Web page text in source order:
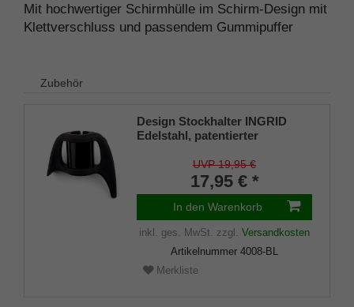
Mit hochwertiger Schirmhülle im Schirm-Design mit
Klettverschluss und passendem Gummipuffer
Zubehör
Design Stockhalter INGRID
Edelstahl, patentierter
(18 - 22mm), Weichgummi
UVP 19,95 €
17,95 € *
In den Warenkorb
inkl. ges. MwSt. zzgl. Versandkosten
Artikelnummer 4008-BL
Merkliste